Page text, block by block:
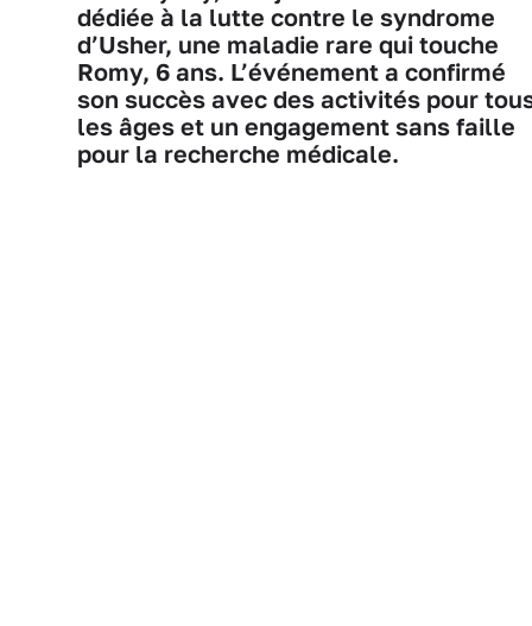
dédiée à la lutte contre le syndrome
d’Usher, une maladie rare qui touche
Romy, 6 ans. L’événement a confirmé
son succès avec des activités pour
les âges et un engagement sans faille
pour la recherche médicale.